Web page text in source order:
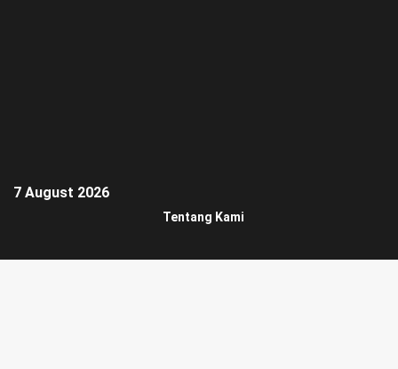
7 August 2026
Tentang Kami